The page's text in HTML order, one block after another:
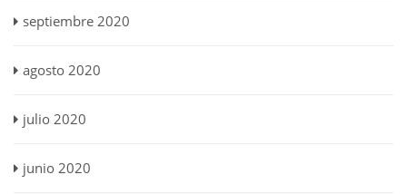
septiembre 2020
agosto 2020
julio 2020
junio 2020